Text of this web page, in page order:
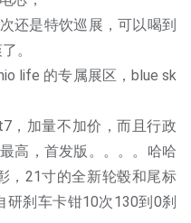
还是特饮巡展，可以喝到
。
life 的专属展区，blue sk
，加量不加价，而且行政
高，首发版。。。。哈哈
，21寸的全新轮毂和尾标
研刹车卡钳10次130到0刹